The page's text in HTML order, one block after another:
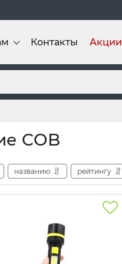
Контакты Акции
COB
названию рейтингу